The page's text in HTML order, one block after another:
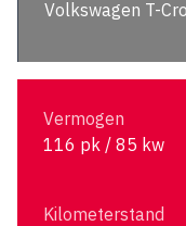
Volkswagen T-
Vermogen
116 pk / 85 kw
Kilometerstand